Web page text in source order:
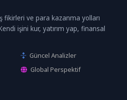
fikirleri ve para kazanma yolları
işini kur, yatırım yap, finansal
Güncel Analizler
Global Perspektif